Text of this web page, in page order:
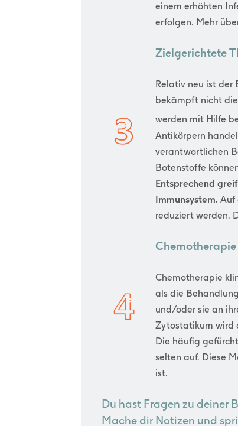
einem erhöhten
erfolgen. Mehr
Zielgerichtete
Relativ neu ist der
bekämpft nicht
werden mit Hilfe
Antikörpern
verantwortlichen
Botenstoffe
Entsprechend
Immunsystem. Auf
reduziert werden.
Chemotherapie
Chemotherapie
als die
und/oder sie an
Zytostatikum wird
Die häufig
selten auf. Diese
ist.
Du hast Fragen zu deiner
Mache dir Notizen und